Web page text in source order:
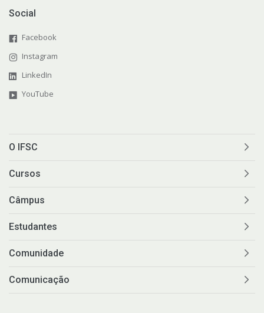
Social
Facebook
Instagram
LinkedIn
YouTube
O IFSC
Cursos
Câmpus
Estudantes
Comunidade
Comunicação